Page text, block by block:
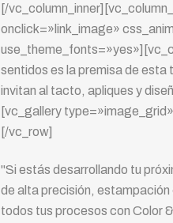
[/
onclick=»link_image»
sentidos es la premisa de esta
invitan al tacto, apliques y
[vc_gallery
[/vc_row]
"Si estás desarrollando tu
de alta precisión,
todos tus procesos con Color